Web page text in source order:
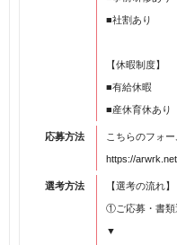
■社割あり
【休暇制度】
■有給休暇
■産休育休あり
応募方法 こちらのフォ
https://
選考方法 【選考の流れ】
①ご応募・書類
▼